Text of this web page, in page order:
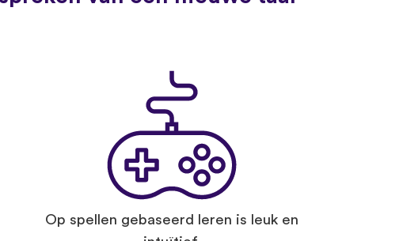
Op spellen gebaseerd leren is leuk en